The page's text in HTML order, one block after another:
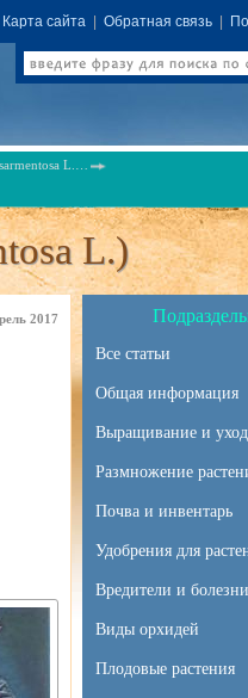
Карта сайта Обратная связь
L.…
L.)
2017
Все статьи
Общая информация
Выращивание и уход
Размножение
Почва и инвентарь
Удобрения для
Вредители и болезни
Виды орхидей
Плодовые растения